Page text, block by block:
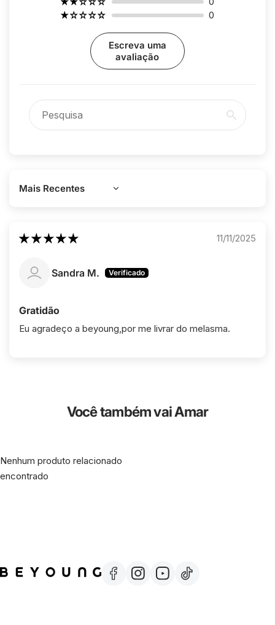
0
Escreva uma
avaliação
Sort by
11/11/2025
Sandra M.
Gratidão
Eu agradeço a beyoung,por me livrar do melasma.
Você também vai Amar
Nenhum produto relacionado
encontrado